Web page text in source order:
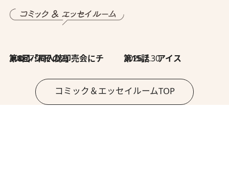
2026.7.30
第8回「同人誌即売会にチャレンジ その2」 2026.7.30
第15話 アイス
コミック＆エッセイルームTOP